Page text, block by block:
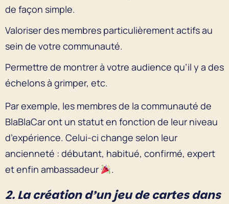
de façon simple.
Valoriser des membres particulièrement actifs au
sein de votre communauté.
Permettre de montrer à votre audience qu’il y a des
échelons à grimper, etc.
Par exemple, les membres de la communauté de
BlaBlaCar ont un statut en fonction de leur niveau
d’expérience. Celui-ci change selon leur
ancienneté : débutant, habitué, confirmé, expert
et enfin ambassadeur
.
2. La création d’un jeu de cartes dans